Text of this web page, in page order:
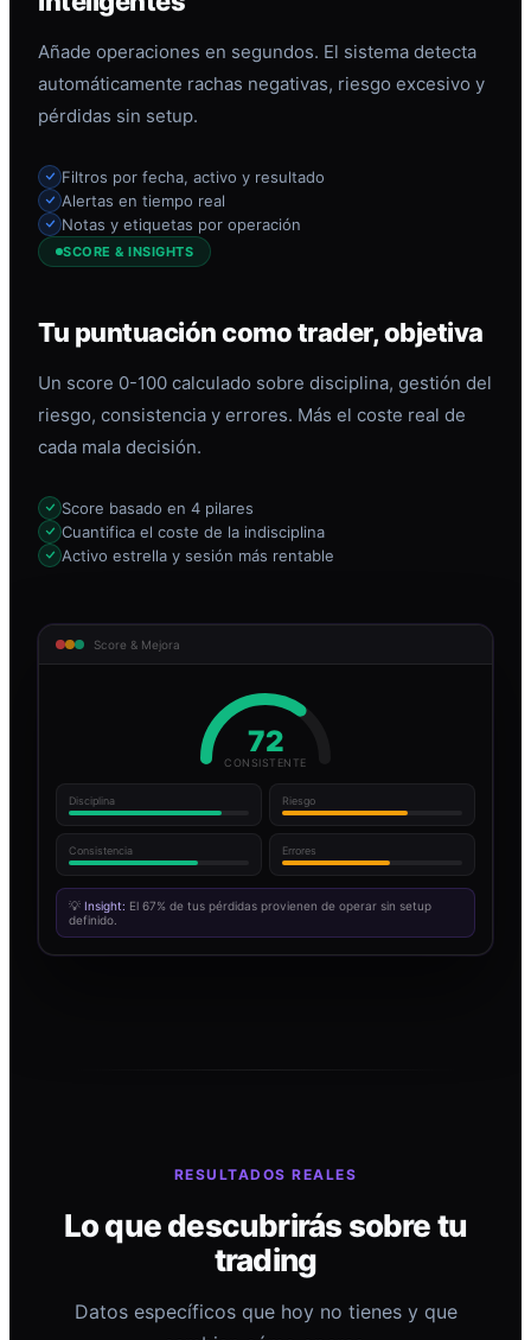
Añade operaciones en segundos. El sistema detecta
automáticamente rachas negativas, riesgo excesivo y
pérdidas sin setup.
Filtros por fecha, activo y resultado
Alertas en tiempo real
Notas y etiquetas por operación
SCORE & INSIGHTS
Tu puntuación como trader, objetiva
Un score 0-100 calculado sobre disciplina, gestión del
riesgo, consistencia y errores. Más el coste real de
cada mala decisión.
Score basado en 4 pilares
Cuantifica el coste de la indisciplina
Activo estrella y sesión más rentable
Score & Mejora
72
CONSISTENTE
Disciplina Riesgo
Consistencia Errores
💡 Insight: El 67% de tus pérdidas provienen de operar sin setup
definido.
RESULTADOS REALES
Lo que descubrirás sobre tu
trading
Datos específicos que hoy no tienes y que